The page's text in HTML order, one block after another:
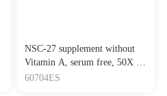
NSC-27 supplement without
Vitamin A, serum free, 50X 无
血清 NSC-27 添加剂,去除维
60704ES